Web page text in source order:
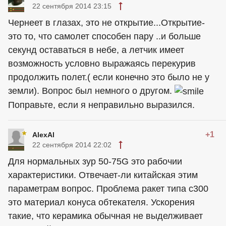
22 сентября 2014 23:15
Чернеет в глазах, это не открытие...Открытие-
это то, что самолет способен пару ..и больше
секунд оставаться в небе, а летчик имеет
возможность условно выражаясь перекурив
продолжить полет.( если конечно это было не у
земли). Вопрос был немного о другом.
Поправьте, если я неправильно выразился.
AlexAl +1
22 сентября 2014 22:02
Для нормальных зур 50-75G это рабочии
характеристики. Отвечает-ли китайская этим
параметрам вопрос. Проблема ракет типа с300
это материал конуса обтекателя. Ускорения
такие, что керамика обычная не выделживает